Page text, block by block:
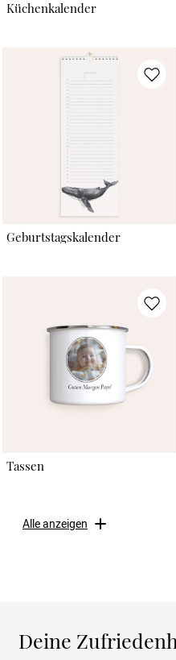
Küchenkalender
Geburtstagskalender
Tassen
Alle anzeigen
Deine